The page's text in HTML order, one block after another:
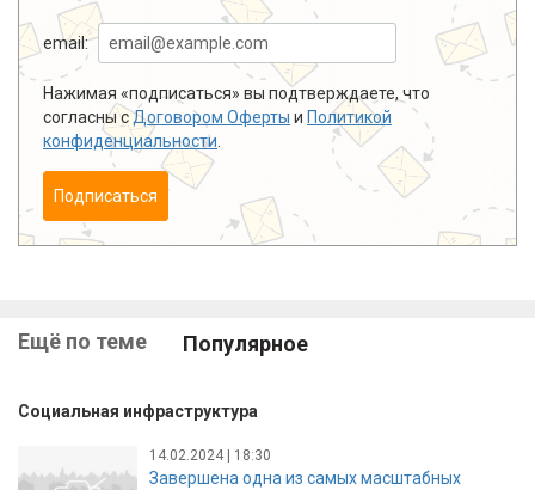
email:
Нажимая «подписаться» вы подтверждаете, что
согласны сДоговором Оферты и Политикой
конфиденциальности
Подписаться
Ещё по теме Популярное
Социальная инфраструктура
14.02.2024 | 18:30
Завершена одна из самых масштабных